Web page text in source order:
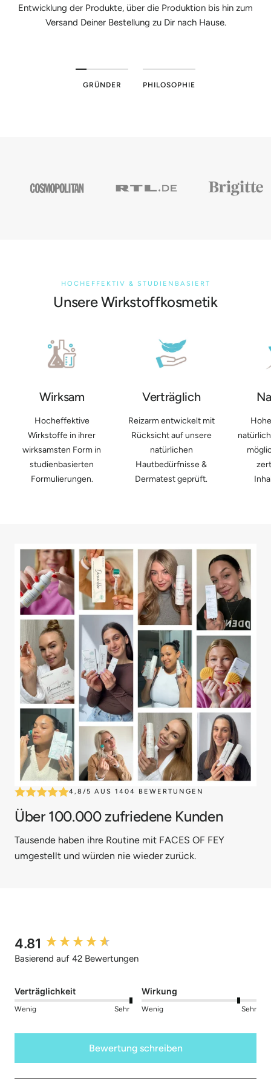
Entwicklung der Produkte, über die Produktion bis hin zum
Versand Deiner Bestellung zu Dir nach Hause.
GRÜNDER PHILOSOPHIE
HOCHEFFEKTIV & STUDIENBASIERT
Unsere Wirkstoffkosmetik
Wirksam
Hocheffektive
Wirkstoffe in ihrer
wirksamsten Form in
studienbasierten
Formulierungen.
Verträglich
Reizarm entwickelt mit
Rücksicht auf unsere
natürlichen
Hautbedürfnisse &
Dermatest geprüft.
4,8/5 AUS 1404 BEWERTUNGEN
Über 100.000 zufriedene Kunden
Tausende haben ihre Routine mit FACES OF FEY
umgestellt und würden nie wieder zurück.
4.81
Basierend auf 42 Bewertungen
Verträglichkeit
Wenig Sehr
Wirkung
Wenig Sehr
Bewertung schreiben
New content loaded